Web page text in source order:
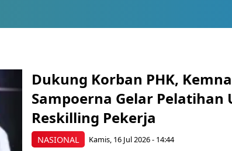
NASIONAL
Dukung Korban PHK,
Sampoerna Gelar Pelatihan
Reskilling Pekerja
Kamis, 16 Jul 2026 - 14:44